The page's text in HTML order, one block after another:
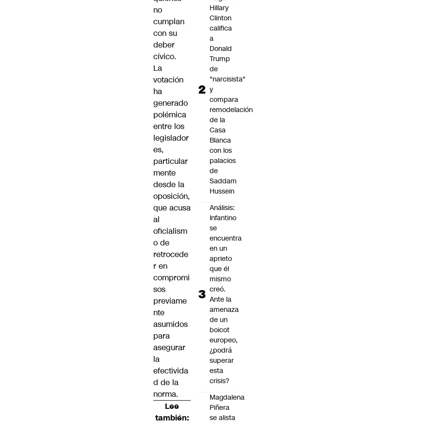
no
cumplan
con su
deber
cívico.
La
votación
ha
generado
polémica
entre los
legislador
es,
particular
mente
desde la
oposición,
que acusa
al
oficialism
o de
retrocede
r en
compromi
sos
previame
nte
asumidos
para
asegurar
la
efectivida
d de la
norma.
Lee
también:
Hillary
Clinton
califica
a
Donald
Trump
de
"narcisista"
y
compara
remodelación
de la
Casa
Blanca
con los
palacios
de
Saddam
Hussein
Análisis:
Infantino
se
encuentra
en un
aprieto
que él
mismo
creó.
Ante la
amenaza
de un
boicot
europeo,
¿podrá
superar
esta
crisis?
Magdalena
Piñera
se alista